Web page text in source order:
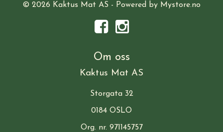
© 2026 Kaktus Mat AS - Powered by Mystore.no
Om oss
Kaktus Mat AS
Storgata 32
0184 OSLO
Org. nr. 971145757